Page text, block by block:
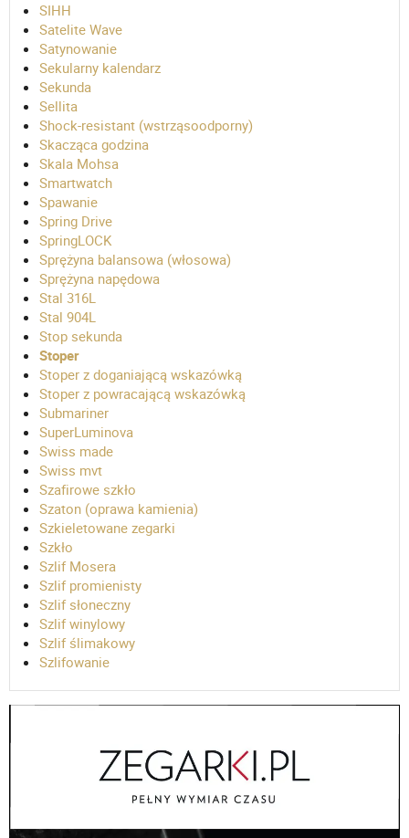
SIHH
Satelite Wave
Satynowanie
Sekularny kalendarz
Sekunda
Sellita
Shock-resistant (wstrząsoodporny)
Skacząca godzina
Skala Mohsa
Smartwatch
Spawanie
Spring Drive
SpringLOCK
Sprężyna balansowa (włosowa)
Sprężyna napędowa
Stal 316L
Stal 904L
Stop sekunda
Stoper
Stoper z doganiającą wskazówką
Stoper z powracającą wskazówką
Submariner
SuperLuminova
Swiss made
Swiss mvt
Szafirowe szkło
Szaton (oprawa kamienia)
Szkieletowane zegarki
Szkło
Szlif Mosera
Szlif promienisty
Szlif słoneczny
Szlif winylowy
Szlif ślimakowy
Szlifowanie